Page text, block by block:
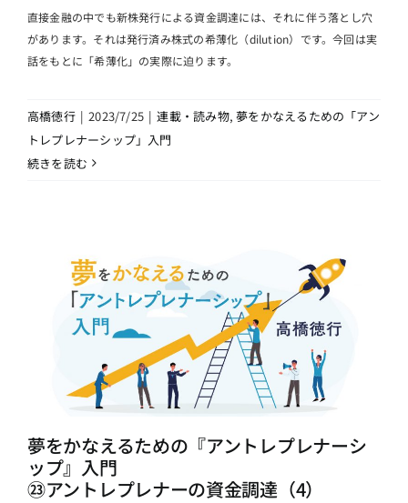
直接金融の中でも新株発行による資金調達には、それに伴う落とし穴
があります。それは発行済み株式の希薄化（dilution）です。今回は実
話をもとに「希薄化」の実際に迫ります。
高橋徳行 | 2023/7/25 | 連載・読み物,夢をかなえるための「アン
トレプレナーシップ」入門
続きを読む
夢をかなえるための『アントレプレナーシ
ップ』入門
㉓アントレプレナーの資金調達（4）